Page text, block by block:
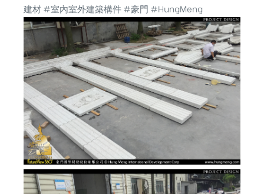
建材#室內室外建築構件#豪門 #HungMeng